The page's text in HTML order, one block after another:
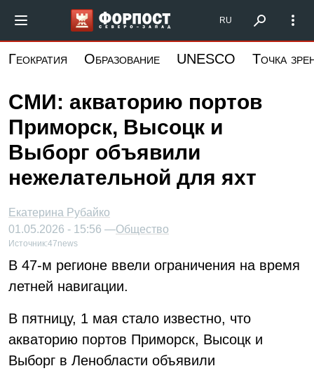
основному
Форпост Северо-Запад
RU
Геократия Образование UNESCO Точка
СМИ: акваторию портов
Приморск, Высоцк и
Выборг объявили
нежелательной для яхт
Екатерина Рубайко
01.05.2026 - 15:56 —Общество
Источник:47news
В 47-м регионе ввели ограничения на время
летней навигации.
В пятницу, 1 мая стало известно, что
акваторию портов Приморск, Высоцк и
Выборг в Ленобласти объявили